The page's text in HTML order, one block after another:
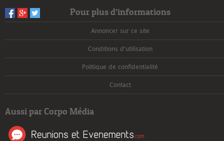
Pour plus d’informations
Annoncer sur ce site
Conditions d'utilisation
Politique de confidentialité
Contact
Aussi par Corpo Média